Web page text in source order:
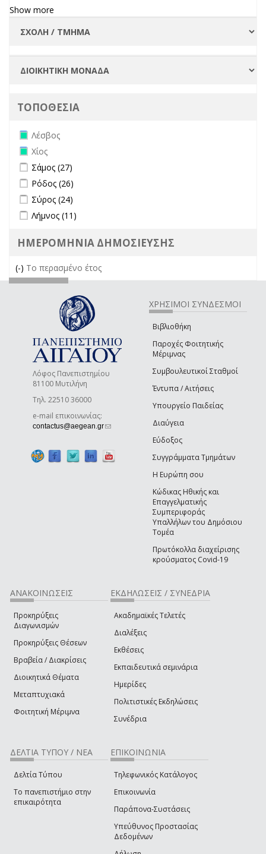
Show more
ΤΟΠΟΘΕΣΙΑ
Remove Λέσβος filter
Λέσβος
Remove Χίος filter
Χίος
Apply Σάμος filter
Σάμος (27)
Apply Ρόδος filter
Ρόδος (26)
Apply Σύρος filter
Σύρος (24)
Apply Λήμνος filter
Λήμνος (11)
ΗΜΕΡΟΜΗΝΙΑ ΔΗΜΟΣΙΕΥΣΗΣ
(-) Remove Το περασμένο έτος filter
Το περασμένο έτος
Λόφος Πανεπιστημίου
81100 Μυτιλήνη
Τηλ. 22510 36000
e-mail επικοινωνίας:
contactus@aegean.gr(link sends e-mail)
ΧΡΗΣΙΜΟΙ ΣΥΝΔΕΣΜΟΙ
Βιβλιοθήκη
Παροχές Φοιτητικής
Μέριμνας
Συμβουλευτικοί Σταθμοί
Έντυπα / Αιτήσεις
Υπουργείο Παιδείας
Διαύγεια
Εύδοξος
Συγγράμματα Τμημάτων
Η Ευρώπη σου
Κώδικας Ηθικής και
Επαγγελματικής
Συμπεριφοράς
Υπαλλήλων του Δημόσιου
Τομέα
Πρωτόκολλα διαχείρισης
κρούσματος Covid-19
ΑΝΑΚΟΙΝΩΣΕΙΣ
Προκηρύξεις
Διαγωνισμών
Προκηρύξεις Θέσεων
Βραβεία / Διακρίσεις
Διοικητικά Θέματα
Μεταπτυχιακά
Φοιτητική Μέριμνα
ΕΚΔΗΛΩΣΕΙΣ / ΣΥΝΕΔΡΙΑ
Ακαδημαϊκές Τελετές
Διαλέξεις
Εκθέσεις
Εκπαιδευτικά σεμινάρια
Ημερίδες
Πολιτιστικές Εκδηλώσεις
Συνέδρια
ΔΕΛΤΙΑ ΤΥΠΟΥ / ΝΕΑ
Δελτία Τύπου
Το πανεπιστήμιο στην
επικαιρότητα
ΕΠΙΚΟΙΝΩΝΙΑ
Τηλεφωνικός Κατάλογος
Επικοινωνία
Παράπονα-Συστάσεις
Υπεύθυνος Προστασίας
Δεδομένων